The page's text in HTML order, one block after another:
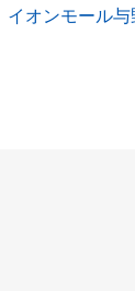
イオンモール与